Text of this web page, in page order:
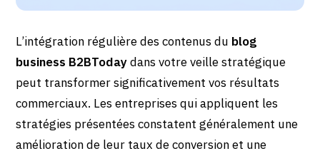
L’intégration régulière des contenus du blog
business B2BTodaydans votre veille stratégique
peut transformer significativement vos résultats
commerciaux. Les entreprises qui appliquent les
stratégies présentées constatent généralement une
amélioration de leur taux de conversion et une